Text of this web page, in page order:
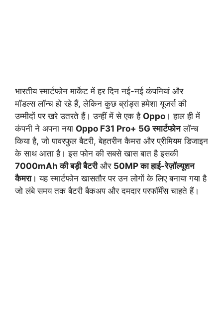
भारतीय स्मार्टफोन मार्केट में हर दिन नई-नई कंपनियां और
मॉडल्स लॉन्च हो रहे हैं, लेकिन कुछ ब्रांड्स हमेशा यूजर्स की
उम्मीदों पर खरे उतरते हैं। उन्हीं में से एक है Oppo । हाल ही में
कंपनी ने अपना नया Oppo F31 Pro+ 5G स्मार्टफोनलॉन्च
किया है, जो पावरफुल बैटरी, बेहतरीन कैमरा और प्रीमियम डिजाइन
के साथ आता है। इस फोन की सबसे खास बात है इसकी
7000mAh की बड़ी बैटरीऔर 50MP का हाई-रेज़ॉल्यूशन
कैमरा। यह स्मार्टफोन खासतौर पर उन लोगों के लिए बनाया गया है
जो लंबे समय तक बैटरी बैकअप और दमदार परफॉर्मेंस चाहते हैं।